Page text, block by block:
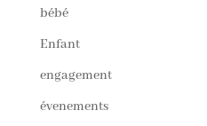
bébé
Enfant
engagement
évenements